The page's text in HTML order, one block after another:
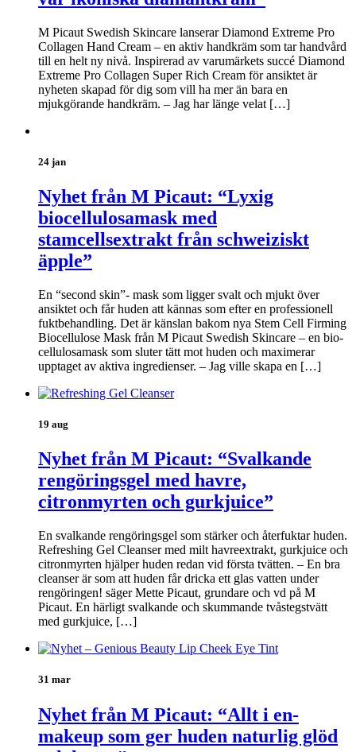
M Picaut Swedish Skincare lanserar Diamond Extreme Pro
Collagen Hand Cream – en aktiv handkräm som tar handvård
till en helt ny nivå. Inspirerad av varumärkets succé Diamond
Extreme Pro Collagen Super Rich Cream för ansiktet är
nyheten skapad för dig som vill ha mer än bara en
mjukgörande handkräm. – Jag har länge velat […]
24 jan
Nyhet från M Picaut: “Lyxig
biocellulosamask med
stamcellsextrakt från schweiziskt
äpple”
En “second skin”- mask som ligger svalt och mjukt över
ansiktet och får huden att kännas som efter en professionell
fuktbehandling. Det är känslan bakom nya Stem Cell Firming
Biocellulose Mask från M Picaut Swedish Skincare – en bio-
cellulosamask som sluter tätt mot huden och maximerar
upptaget av aktiva ingredienser. – Jag ville skapa en […]
19 aug
Nyhet från M Picaut: “Svalkande
rengöringsgel med havre,
citronmyrten och gurkjuice”
En svalkande rengöringsgel som stärker och återfuktar huden.
Refreshing Gel Cleanser med milt havreextrakt, gurkjuice och
citronmyrten hjälper huden redan vid första tvätten. – En bra
cleanser är som att huden får dricka ett glas vatten under
rengöringen! säger Mette Picaut, grundare och vd på M
Picaut. En härligt svalkande och skummande tvåstegstvätt
med gurkjuice, […]
31 mar
Nyhet från M Picaut: “Allt i en-
makeup som ger huden naturlig glöd